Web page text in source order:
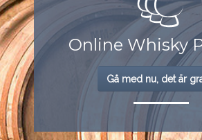
Online Whisky
Gå med nu, det är